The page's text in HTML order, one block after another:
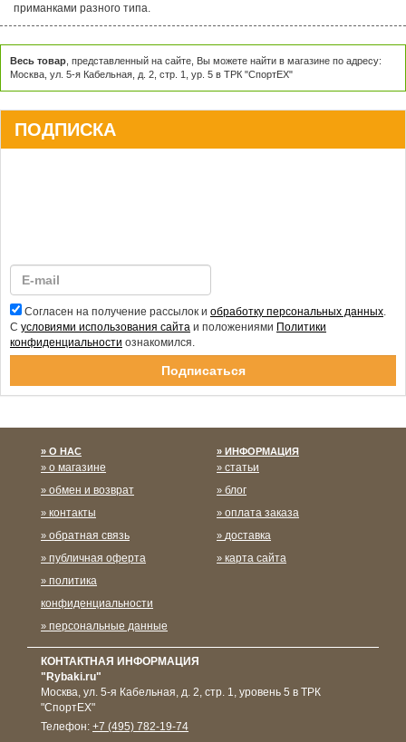
приманками разного типа.
Весь товар , представленный на сайте, Вы можете найти в магазине по адресу:
Москва, ул. 5-я Кабельная, д. 2, стр. 1, ур. 5 в ТРК "СпортЕХ"
ПОДПИСКА
Согласен на получение рассылок и обработку персональных данных
С условиями использования сайта и положениями Политики
конфиденциальности ознакомился.
О НАС
о магазине
обмен и возврат
контакты
обратная связь
публичная оферта
политика
конфиденциальности
персональные данные
ИНФОРМАЦИЯ
статьи
блог
оплата заказа
доставка
карта сайта
КОНТАКТНАЯ ИНФОРМАЦИЯ
"Rybaki.ru"
Москва, ул. 5-я Кабельная, д. 2, стр. 1, уровень 5 в ТРК
"СпортЕХ"
Телефон: +7 (495) 782-19-74